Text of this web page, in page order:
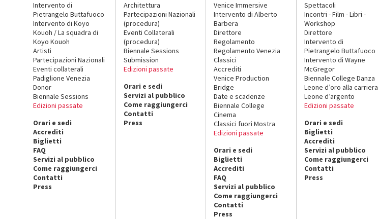
Intervento di
Pietrangelo Buttafuoco
Intervento di Koyo
Kouoh / La squadra di
Koyo Kouoh
Artisti
Partecipazioni Nazionali
Eventi collaterali
Padiglione Venezia
Donor
Biennale Sessions
Edizioni passate
Orari e sedi
Accrediti
Biglietti
FAQ
Servizi al pubblico
Come raggiungerci
Contatti
Press
Architettura
Partecipazioni Nazionali
(procedura)
Eventi Collaterali
(procedura)
Biennale Sessions
Submission
Edizioni passate
Orari e sedi
Servizi al pubblico
Come raggiungerci
Contatti
Press
Venice Immersive
Intervento di Alberto
Barbera
Direttore
Regolamento
Regolamento Venezia
Classici
Accrediti
Venice Production
Bridge
Date e scadenze
Biennale College
Cinema
Classici fuori Mostra
Edizioni passate
Orari e sedi
Biglietti
Accrediti
FAQ
Servizi al pubblico
Come raggiungerci
Contatti
Press
Spettacoli
Incontri - Film - Libri -
Workshop
Direttore
Intervento di
Pietrangelo Buttafuoco
Intervento di Wayne
McGregor
Biennale College Danza
Leone d’oro alla carriera
Leone d’argento
Edizioni passate
Orari e sedi
Biglietti
Accrediti
Servizi al pubblico
Come raggiungerci
Contatti
Press